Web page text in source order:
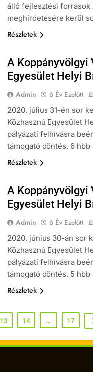
álló fejlesztési források
meghirdetésére kerül
Részletek
A Koppányvölgyi
Egyesület Helyi
Admin 6 Év Ezelőtt
2020. július 31-én sor
Közhasznú Egyesület
pályázati felhívásra
támogató döntés. 6 hbb
Részletek
A Koppányvölgyi
Egyesület Helyi
Admin 6 Év Ezelőtt
2020. június 30-án sor
Közhasznú Egyesület
pályázati felhívásra
támogató döntés. 5 hbb
Részletek
13 14 … 17